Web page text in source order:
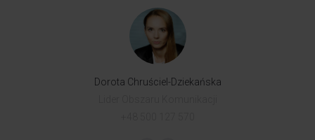
Dorota Chruściel-Dziekańska